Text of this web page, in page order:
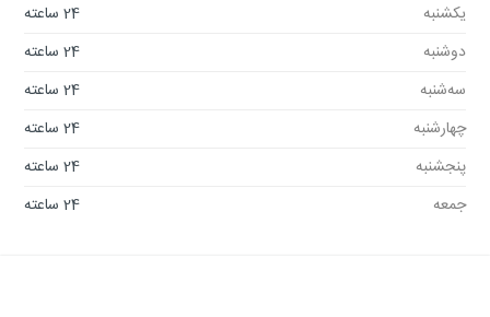
یکشنبه
24 ساعته
دوشنبه
24 ساعته
سه‌شنبه
24 ساعته
چهارشنبه
24 ساعته
پنجشنبه
24 ساعته
جمعه
24 ساعته